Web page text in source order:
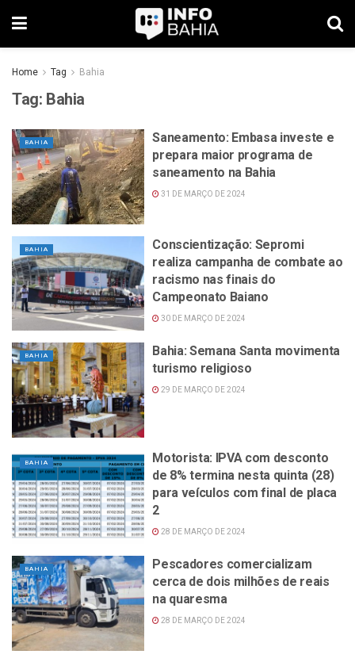
Home Tag Bahia
Tag: Bahia
BAHIA
Saneamento: Embasa investe e
prepara maior programa de
saneamento na Bahia
31 DE MARÇO DE 2024
BAHIA
Conscientização: Sepromi
realiza campanha de combate ao
racismo nas finais do
Campeonato Baiano
30 DE MARÇO DE 2024
BAHIA
Bahia: Semana Santa movimenta
turismo religioso
29 DE MARÇO DE 2024
BAHIA
Motorista: IPVA com desconto
de 8% termina nesta quinta (28)
para veículos com final de placa
2
28 DE MARÇO DE 2024
BAHIA
Pescadores comercializam
cerca de dois milhões de reais
na quaresma
28 DE MARÇO DE 2024